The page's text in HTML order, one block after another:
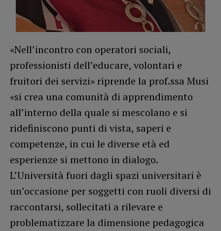
«Nell’incontro con operatori sociali,
professionisti dell’educare, volontari e
fruitori dei servizi» riprende la prof.ssa Musi
«si crea una comunità di apprendimento
all’interno della quale si mescolano e si
ridefiniscono punti di vista, saperi e
competenze, in cui le diverse età ed
esperienze si mettono in dialogo.
L’Università fuori dagli spazi universitari è
un’occasione per soggetti con ruoli diversi di
raccontarsi, sollecitati a rilevare e
problematizzare la dimensione pedagogica